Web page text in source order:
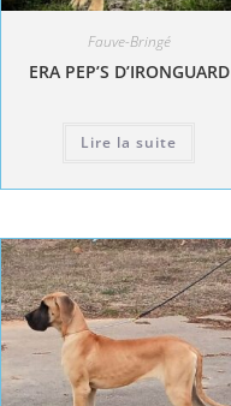
Fauve-Bringé
ERA PEP’S D’IRONGUARD
Lire la suite